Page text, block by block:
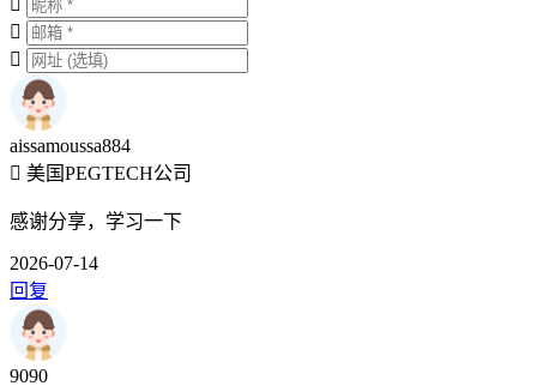
aissamoussa884
美国PEGTECH公司
感谢分享，学习一下
2026-07-14
回复
9090